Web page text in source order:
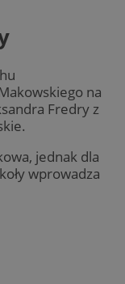
na
Fredry z
jednak dla
wprowadza